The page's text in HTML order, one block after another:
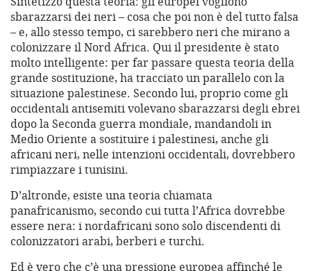
sbarazzarsi dei neri – cosa che poi non è del tutto falsa
– e, allo stesso tempo, ci sarebbero neri che mirano a
colonizzare il Nord Africa. Qui il presidente è stato
molto intelligente: per far passare questa teoria della
grande sostituzione, ha tracciato un parallelo con la
situazione palestinese. Secondo lui, proprio come gli
occidentali antisemiti volevano sbarazzarsi degli ebrei
dopo la Seconda guerra mondiale, mandandoli in
Medio Oriente a sostituire i palestinesi, anche gli
africani neri, nelle intenzioni occidentali, dovrebbero
rimpiazzare i tunisini.
D’altronde, esiste una teoria chiamata
panafricanismo, secondo cui tutta l’Africa dovrebbe
essere nera: i nordafricani sono solo discendenti di
colonizzatori arabi, berberi e turchi.
Ed è vero che c’è una pressione europea affinché le